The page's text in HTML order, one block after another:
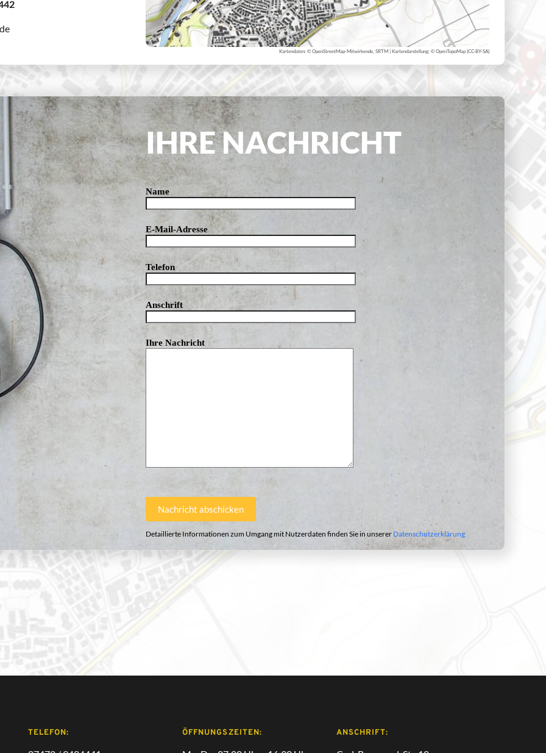
Kartendaten: © OpenStreetMap-Mitwirkende, SRTM | Kartendarstellung: © OpenTopoMap (CC-BY-SA)
IHRE NACHRICHT
Name
E-Mail-Adresse
Telefon
Anschrift
Ihre Nachricht
Detaillierte Informationen zum Umgang mit Nutzerdaten finden Sie in unserer Datenschutzerklärung
TELEFON: ÖFFNUNGSZEITEN: ANSCHRIFT: